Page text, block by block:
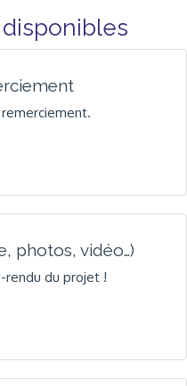
photos, vidéo…)
rendu du projet !